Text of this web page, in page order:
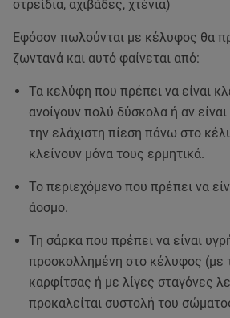
στρείδια, αχιβάδες, χτένια)
Εφόσον πωλούνται με κέλυφος θα
ζωντανά και αυτό φαίνεται από:
Τα κελύφη που πρέπει να είναι
ανοίγουν πολύ δύσκολα ή αν
την ελάχιστη πίεση πάνω στο
κλείνουν μόνα τους ερμητικά.
Το περιεχόμενο που πρέπει να
άοσμο.
Τη σάρκα που πρέπει να είναι
προσκολλημένη στο κέλυφος (με
καρφίτσας ή με λίγες σταγόνες
προκαλείται συστολή του